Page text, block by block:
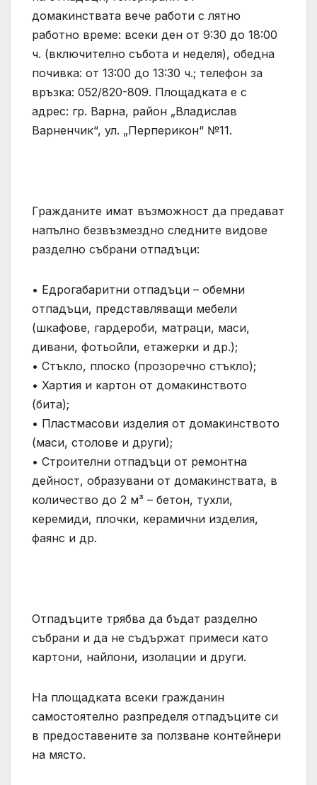
домакинствата вече работи с лятно
работно време: всеки ден от 9:30 до 18:00
ч. (включително събота и неделя), обедна
почивка: от 13:00 до 13:30 ч.; телефон за
връзка: 052/820-809. Площадката е с
адрес: гр. Варна, район „Владислав
Варненчик“, ул. „Перперикон“ №11.
Гражданите имат възможност да предават
напълно безвъзмездно следните видове
разделно събрани отпадъци:
• Едрогабаритни отпадъци – обемни
отпадъци, представляващи мебели
(шкафове, гардероби, матраци, маси,
дивани, фотьойли, етажерки и др.);
• Стъкло, плоско (прозоречно стъкло);
• Хартия и картон от домакинството
(бита);
• Пластмасови изделия от домакинството
(маси, столове и други);
• Строителни отпадъци от ремонтна
дейност, образувани от домакинствата, в
количество до 2 м³ – бетон, тухли,
керемиди, плочки, керамични изделия,
фаянс и др.
Отпадъците трябва да бъдат разделно
събрани и да не съдържат примеси като
картони, найлони, изолации и други.
На площадката всеки гражданин
самостоятелно разпределя отпадъците си
в предоставените за ползване контейнери
на място.